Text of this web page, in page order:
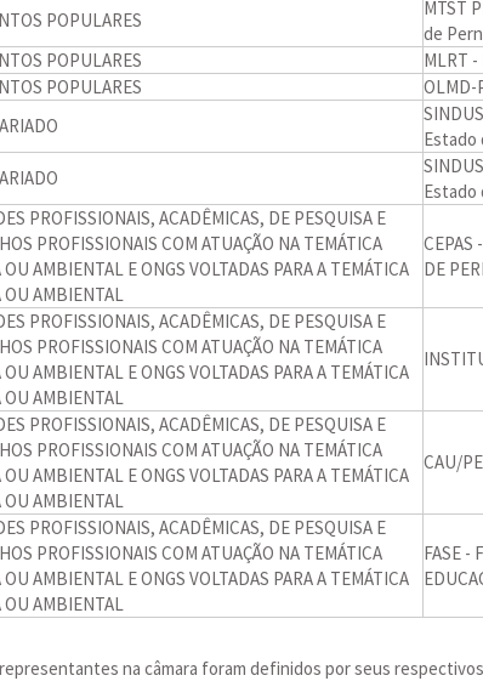
POPULARES
MTST
de
POPULARES
MLRT
POPULARES
OLMD-
Estado
Estado
PROFISSIONAIS, ACADÊMICAS, DE PESQUISA E
PROFISSIONAIS COM ATUAÇÃO NA TEMÁTICA
AMBIENTAL E ONGS VOLTADAS PARA A TEMÁTICA
AMBIENTAL
CEPAS
DE
PROFISSIONAIS, ACADÊMICAS, DE PESQUISA E
PROFISSIONAIS COM ATUAÇÃO NA TEMÁTICA
AMBIENTAL E ONGS VOLTADAS PARA A TEMÁTICA
AMBIENTAL
PROFISSIONAIS, ACADÊMICAS, DE PESQUISA E
PROFISSIONAIS COM ATUAÇÃO NA TEMÁTICA
AMBIENTAL E ONGS VOLTADAS PARA A TEMÁTICA
AMBIENTAL
CAU/
PROFISSIONAIS, ACADÊMICAS, DE PESQUISA E
PROFISSIONAIS COM ATUAÇÃO NA TEMÁTICA
AMBIENTAL E ONGS VOLTADAS PARA A TEMÁTICA
AMBIENTAL
FASE -
na câmara foram definidos por seus